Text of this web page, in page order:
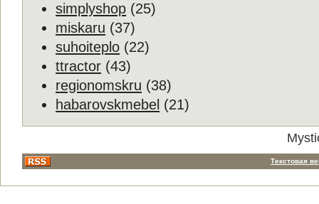
simplyshop (25)
miskaru (37)
suhoiteplo (22)
ttractor (43)
regionomskru (38)
habarovskmebel (21)
Текстовая